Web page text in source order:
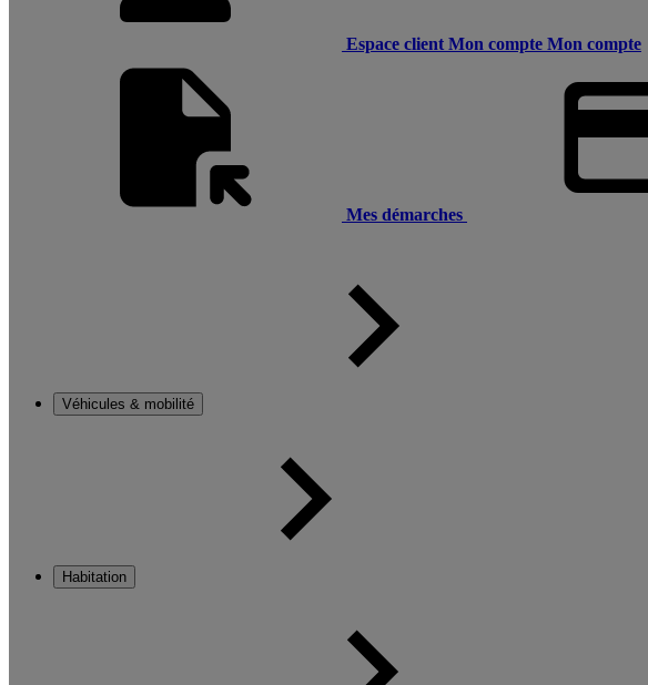
Espace client Mon compte Mon compte
Mes démarches
Véhicules & mobilité
Habitation